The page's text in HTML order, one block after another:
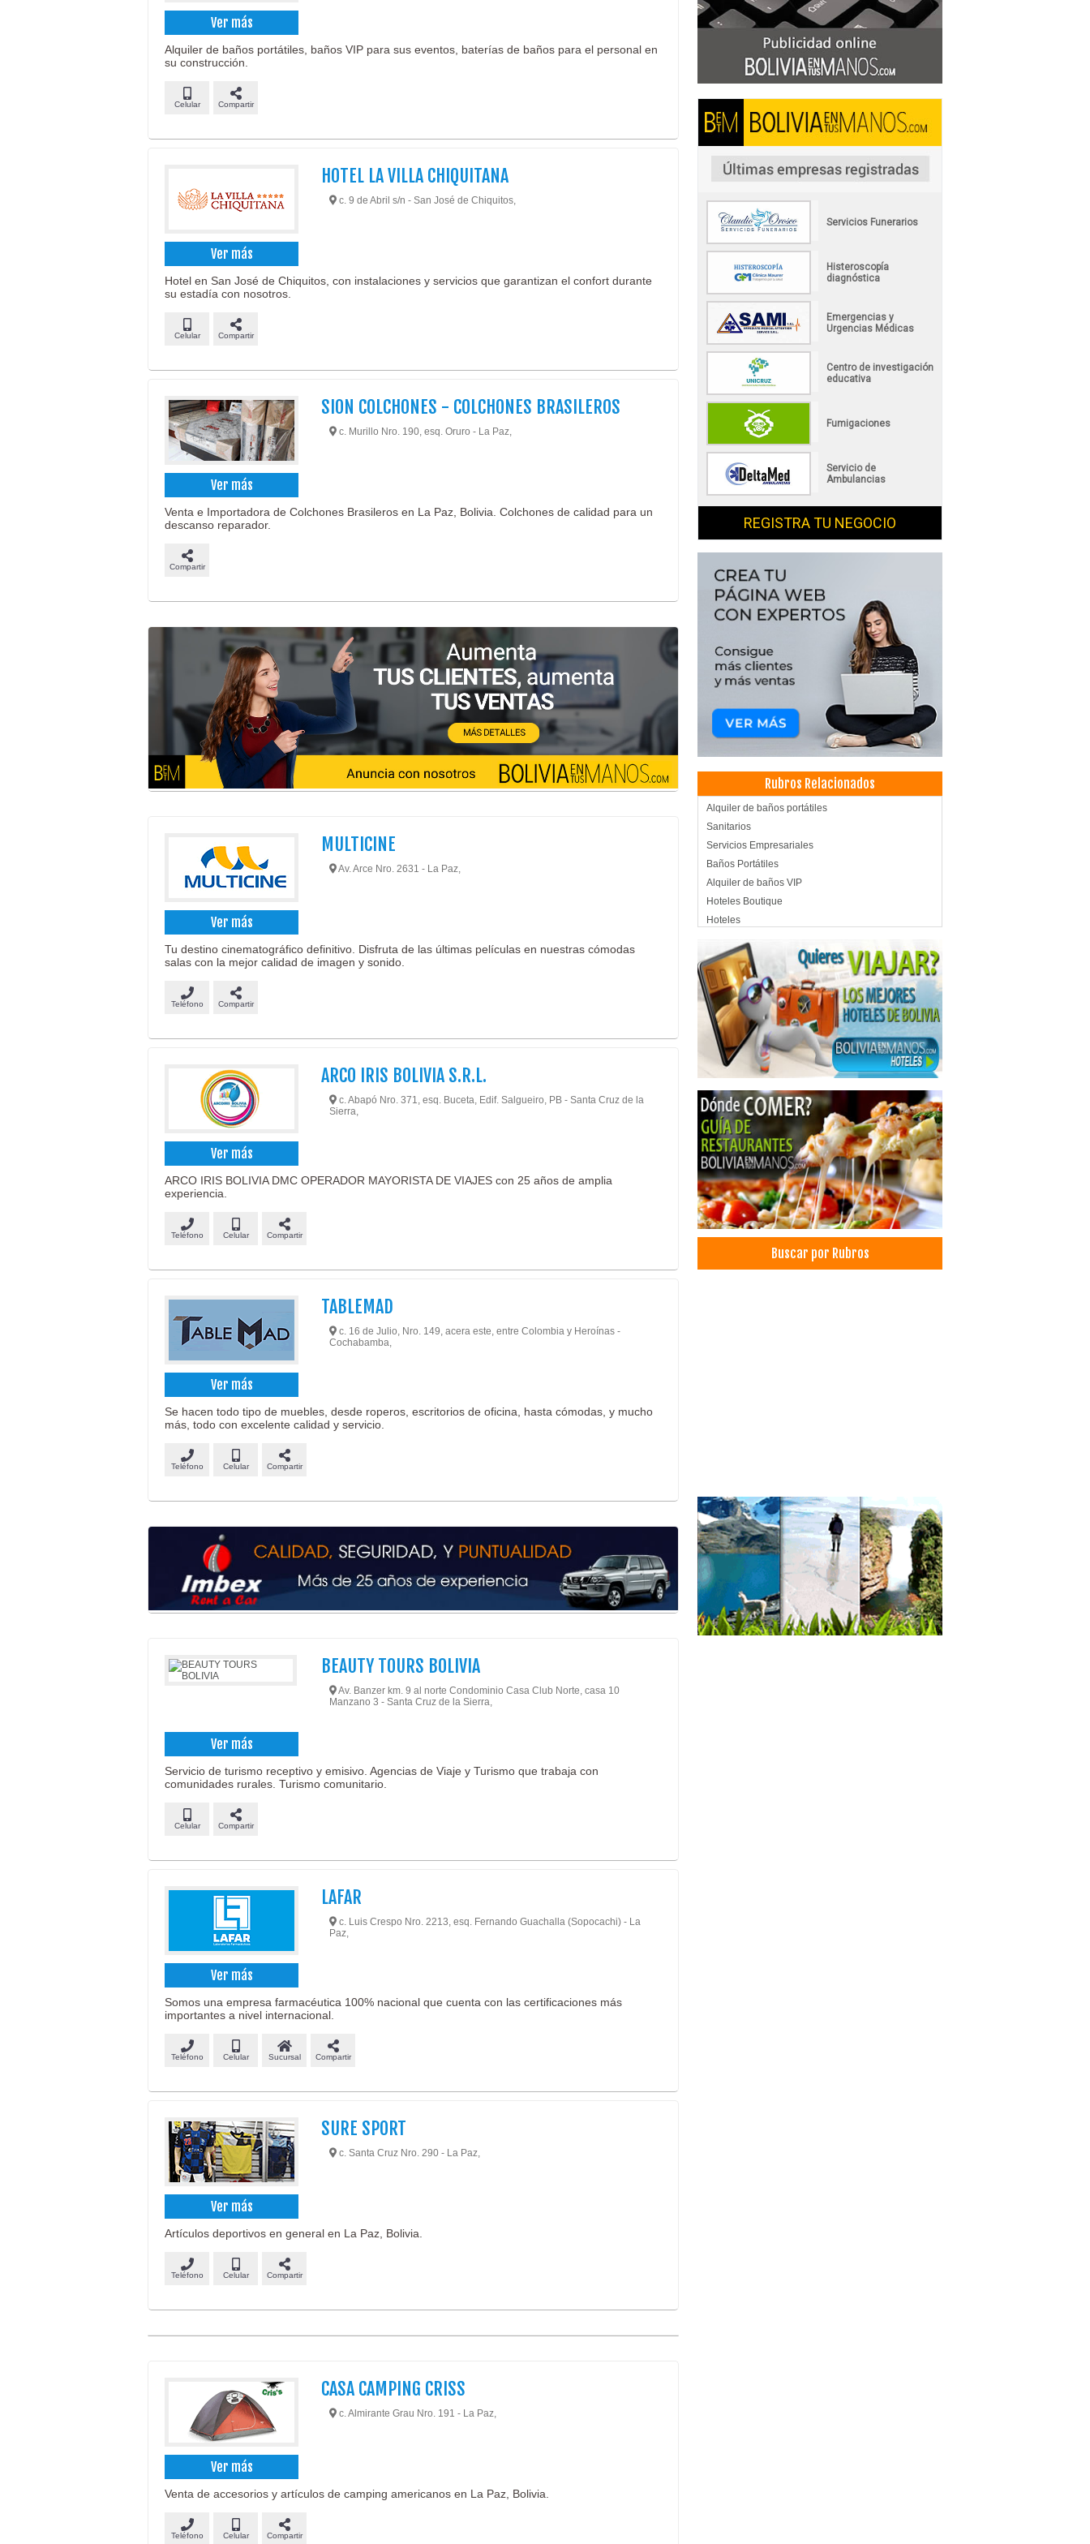
Ver más
Alquiler de baños portátiles, baños VIP para sus eventos, baterías de baños para el personal en
su construcción.
Celular Compartir
Ver más
HOTEL LA VILLA CHIQUITANA
c. 9 de Abril s/n - San José de Chiquitos,
Hotel en San José de Chiquitos, con instalaciones y servicios que garantizan el confort durante
su estadía con nosotros.
Celular Compartir
Ver más
SION COLCHONES - COLCHONES BRASILEROS
c. Murillo Nro. 190, esq. Oruro - La Paz,
Venta e Importadora de Colchones Brasileros en La Paz, Bolivia. Colchones de calidad para un
descanso reparador.
Compartir
Ver más
MULTICINE
Av. Arce Nro. 2631 - La Paz,
Tu destino cinematográfico definitivo. Disfruta de las últimas películas en nuestras cómodas
salas con la mejor calidad de imagen y sonido.
Teléfono Compartir
Ver más
ARCO IRIS BOLIVIA S.R.L.
c. Abapó Nro. 371, esq. Buceta, Edif. Salgueiro, PB - Santa Cruz de la
Sierra,
ARCO IRIS BOLIVIA DMC OPERADOR MAYORISTA DE VIAJES con 25 años de amplia
experiencia.
Teléfono Celular Compartir
Ver más
TABLEMAD
c. 16 de Julio, Nro. 149, acera este, entre Colombia y Heroínas -
Cochabamba,
Se hacen todo tipo de muebles, desde roperos, escritorios de oficina, hasta cómodas, y mucho
más, todo con excelente calidad y servicio.
Teléfono Celular Compartir
Ver más
BEAUTY TOURS BOLIVIA
Av. Banzer km. 9 al norte Condominio Casa Club Norte, casa 10
Manzano 3 - Santa Cruz de la Sierra,
Servicio de turismo receptivo y emisivo. Agencias de Viaje y Turismo que trabaja con
comunidades rurales. Turismo comunitario.
Celular Compartir
Ver más
LAFAR
c. Luis Crespo Nro. 2213, esq. Fernando Guachalla (Sopocachi) - La
Paz,
Somos una empresa farmacéutica 100% nacional que cuenta con las certificaciones más
importantes a nivel internacional.
Teléfono Celular Sucursal Compartir
Ver más
SURE SPORT
c. Santa Cruz Nro. 290 - La Paz,
Artículos deportivos en general en La Paz, Bolivia.
Teléfono Celular Compartir
Ver más
CASA CAMPING CRISS
c. Almirante Grau Nro. 191 - La Paz,
Venta de accesorios y artículos de camping americanos en La Paz, Bolivia.
Teléfono Celular Compartir
Servicios Funerarios
Histeroscopía
diagnóstica
Emergencias y
Urgencias Médicas
Centro de investigación
educativa
Fumigaciones
Servicio de
Ambulancias
REGISTRA TU NEGOCIO
Rubros Relacionados
Alquiler de baños portátiles
Sanitarios
Servicios Empresariales
Baños Portátiles
Alquiler de baños VIP
Hoteles Boutique
Hoteles
Hotelería
Hotels
Colchones Brasileros
Colchones
Fábrica de Colchones
Cines
Salas de cine
Agencias de Viajes y Turismo
Operadora de Turismo
Operadores Turisticos
Turismo: Agencias de Viaje
Turismo
Viajes, Agencias de
Cartón
Muebles para Dormitorio
Mueblerías
Muebles de Oficina
Gorras
Ropa Deportiva
Sublimados
Uniformes deportivos
Sudaderas
Poleras
Serigrafía Industrial
Accesorios de Camping
Buscar por Rubros